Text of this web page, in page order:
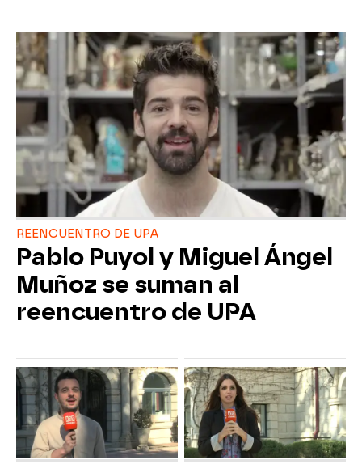
REENCUENTRO DE UPA
Pablo Puyol y Miguel Ángel
Muñoz se suman al
reencuentro de UPA